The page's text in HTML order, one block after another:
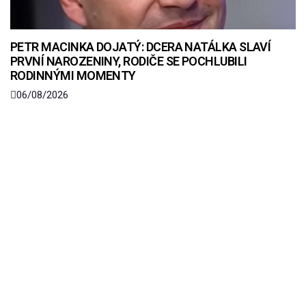
PETR MACINKA DOJATÝ: DCERA NATÁLKA SLAVÍ
PRVNÍ NAROZENINY, RODIČE SE POCHLUBILI
RODINNÝMI MOMENTY
06/08/2026